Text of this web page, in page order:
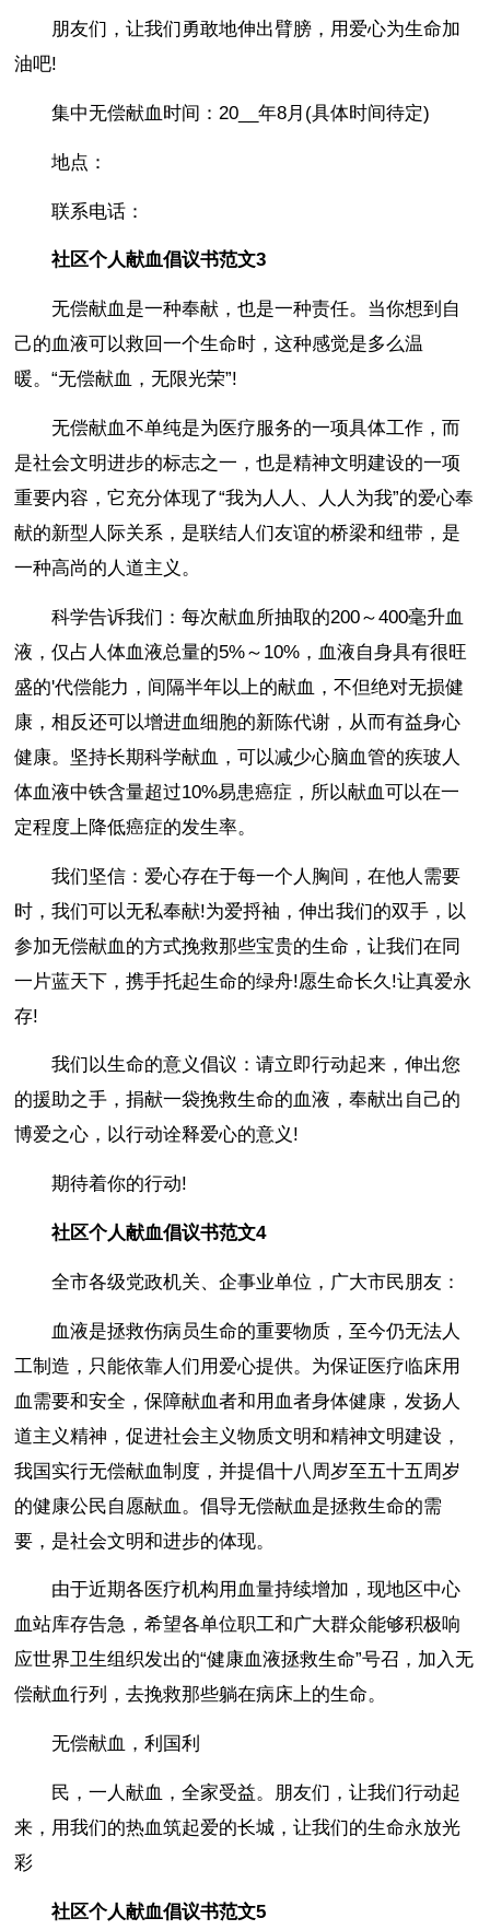
朋友们，让我们勇敢地伸出臂膀，用爱心为生命加
油吧!
集中无偿献血时间：20__年8月(具体时间待定)
地点：
联系电话：
社区个人献血倡议书范文3
无偿献血是一种奉献，也是一种责任。当你想到自
己的血液可以救回一个生命时，这种感觉是多么温
暖。“无偿献血，无限光荣”!
无偿献血不单纯是为医疗服务的一项具体工作，而
是社会文明进步的标志之一，也是精神文明建设的一项
重要内容，它充分体现了“我为人人、人人为我”的爱心奉
献的新型人际关系，是联结人们友谊的桥梁和纽带，是
一种高尚的人道主义。
科学告诉我们：每次献血所抽取的200～400毫升血
液，仅占人体血液总量的5%～10%，血液自身具有很旺
盛的'代偿能力，间隔半年以上的献血，不但绝对无损健
康，相反还可以增进血细胞的新陈代谢，从而有益身心
健康。坚持长期科学献血，可以减少心脑血管的疾玻人
体血液中铁含量超过10%易患癌症，所以献血可以在一
定程度上降低癌症的发生率。
我们坚信：爱心存在于每一个人胸间，在他人需要
时，我们可以无私奉献!为爱捋袖，伸出我们的双手，以
参加无偿献血的方式挽救那些宝贵的生命，让我们在同
一片蓝天下，携手托起生命的绿舟!愿生命长久!让真爱永
存!
我们以生命的意义倡议：请立即行动起来，伸出您
的援助之手，捐献一袋挽救生命的血液，奉献出自己的
博爱之心，以行动诠释爱心的意义!
期待着你的行动!
社区个人献血倡议书范文4
全市各级党政机关、企事业单位，广大市民朋友：
血液是拯救伤病员生命的重要物质，至今仍无法人
工制造，只能依靠人们用爱心提供。为保证医疗临床用
血需要和安全，保障献血者和用血者身体健康，发扬人
道主义精神，促进社会主义物质文明和精神文明建设，
我国实行无偿献血制度，并提倡十八周岁至五十五周岁
的健康公民自愿献血。倡导无偿献血是拯救生命的需
要，是社会文明和进步的体现。
由于近期各医疗机构用血量持续增加，现地区中心
血站库存告急，希望各单位职工和广大群众能够积极响
应世界卫生组织发出的“健康血液拯救生命”号召，加入无
偿献血行列，去挽救那些躺在病床上的生命。
无偿献血，利国利
民，一人献血，全家受益。朋友们，让我们行动起
来，用我们的热血筑起爱的长城，让我们的生命永放光
彩
社区个人献血倡议书范文5